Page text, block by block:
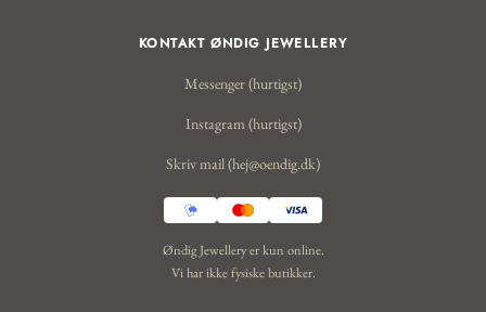
KONTAKT ØNDIG JEWELLERY
Messenger (hurtigst)
Instagram (hurtigst)
Skriv mail (hej@oendig.dk)
Øndig Jewellery er kun online.
Vi har ikke fysiske butikker.